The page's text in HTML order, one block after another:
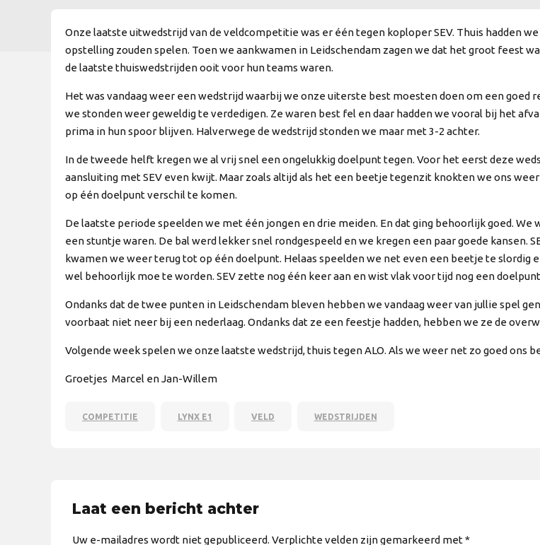
Onze laatste uitwedstrijd van de veldcompetitie was er één tegen koploper SEV. Thuis hadden
opstelling zouden spelen. Toen we aankwamen in Leidschendam zagen we dat het groot feest
de laatste thuiswedstrijden ooit voor hun teams waren.
Het was vandaag weer een wedstrijd waarbij we onze uiterste best moesten doen om een goed
we stonden weer geweldig te verdedigen. Ze waren best fel en daar hadden we vooral bij het
prima in hun spoor blijven. Halverwege de wedstrijd stonden we maar met 3-2 achter.
In de tweede helft kregen we al vrij snel een ongelukkig doelpunt tegen. Voor het eerst deze
aansluiting met SEV even kwijt. Maar zoals altijd als het een beetje tegenzit knokten we ons
op één doelpunt verschil te komen.
De laatste periode speelden we met één jongen en drie meiden. En dat ging behoorlijk goed.
een stuntje waren. De bal werd lekker snel rondgespeeld en we kregen een paar goede kansen.
kwamen we weer terug tot op één doelpunt. Helaas speelden we net even een beetje te slordig
wel behoorlijk moe te worden. SEV zette nog één keer aan en wist vlak voor tijd nog een
Ondanks dat de twee punten in Leidschendam bleven hebben we vandaag weer van jullie spel
voorbaat niet neer bij een nederlaag. Ondanks dat ze een feestje hadden, hebben we ze de
Volgende week spelen we onze laatste wedstrijd, thuis tegen ALO. Als we weer net zo goed ons
Groetjes Marcel en Jan-Willem
COMPETITIE LYNX E1 VELD WEDSTRIJDEN
Laat een bericht achter
Uw e-mailadres wordt niet gepubliceerd. Verplichte velden zijn gemarkeerd met *